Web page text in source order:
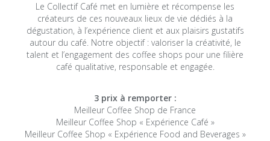
Le Collectif Café met en lumière et récompense les
créateurs de ces nouveaux lieux de vie dédiés à la
dégustation, à l’expérience client et aux plaisirs gustatifs
autour du café. Notre objectif : valoriser la créativité, le
talent et l’engagement des coffee shops pour une filière
café qualitative, responsable et engagée.
3 prix à remporter :
Meilleur Coffee Shop de France
Meilleur Coffee Shop « Expérience Café »
Meilleur Coffee Shop « Expérience Food and Beverages »